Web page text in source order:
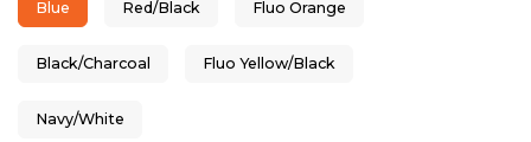
Blue Red/Black Fluo Orange
Black/Charcoal Fluo Yellow/Black
Navy/White